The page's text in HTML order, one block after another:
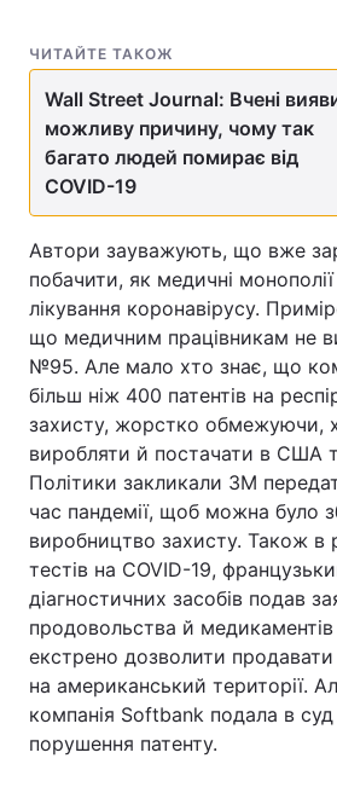
ЧИТАЙТЕ ТАКОЖ
Wall Street Journal: Вчені
можливу причину, чому так
багато людей помирає від
COVID-19
Автори зауважують, що вже
побачити, як медичні
лікування коронавірусу.
що медичним працівникам не
№95. Але мало хто знає, що
більш ніж 400 патентів на
захисту, жорстко обмежуючи,
виробляти й постачати в США
Політики закликали 3М
час пандемії, щоб можна було
виробництво захисту. Також в
тестів на COVID-19,
діагностичних засобів подав
продовольства й
екстрено дозволити
на американський території.
компанія Softbank подала в суд
порушення патенту.